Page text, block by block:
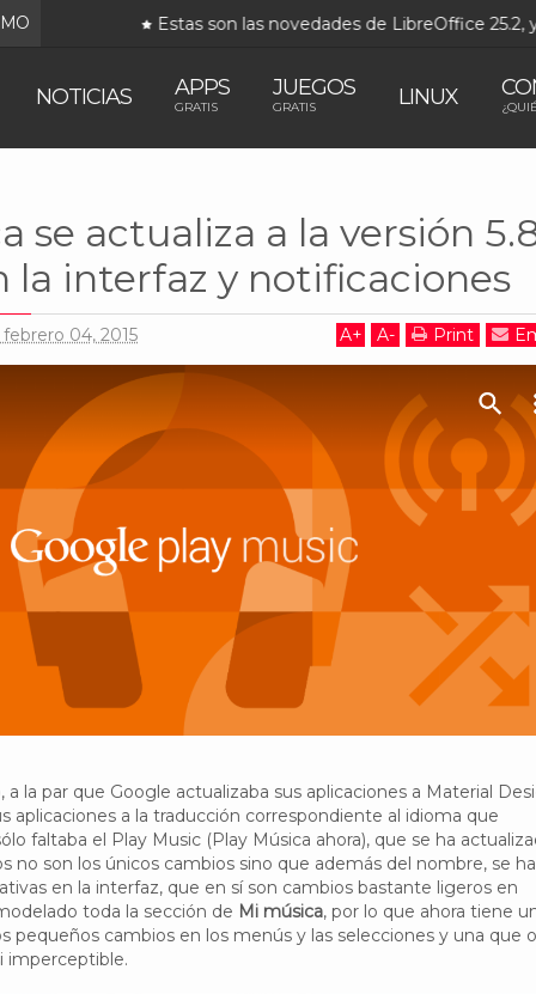
Estas son las novedades de LibreOffice 25.2, ya
NOTICIAS APPS
GRATIS
JUEGOS
GRATIS LINUX
Musica se actualiza a la versión 5.8: mejoras en la interfaz y notificaciones
se actualiza a la versión
la interfaz y notificaciones
04, 2015 A+ A- Print
la par que Google actualizaba sus aplicaciones a Material
aplicaciones a la traducción correspondiente al idioma que
faltaba el Play Music (Play Música ahora), que se ha
no son los únicos cambios sino que además del nombre, se
en la interfaz, que en sí son cambios bastante ligeros en
toda la sección de Mi música, por lo que ahora tiene
pequeños cambios en los menús y las selecciones y una que
imperceptible.